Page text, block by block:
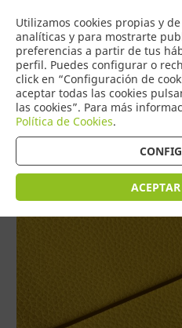
Utilizamos cookies propias y
analíticas y para mostrarte
preferencias a partir de tus
perfil. Puedes configurar o
click en “Configuración de
aceptar todas las cookies
las cookies”. Para más
Política de Cookies.
COMERCIO
DE
Tienda > HOGAR > POLIPIEL